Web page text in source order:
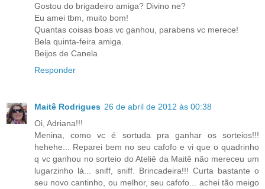
Gostou do brigadeiro amiga? Divino ne?
Eu amei tbm, muito bom!
Quantas coisas boas vc ganhou, parabens vc merece!
Bela quinta-feira amiga.
Beijos de Canela
Responder
Maitê Rodrigues 26 de abril de 2012 às 00:38
Oi, Adriana!!!
Menina, como vc é sortuda pra ganhar os sorteios!!!
hehehe... Reparei bem no seu cafofo e vi que o quadrinho
q vc ganhou no sorteio do Ateliê da Maitê não mereceu um
lugarzinho lá... sniff, sniff. Brincadeira!!! Curta bastante o
seu novo cantinho, ou melhor, seu cafofo... achei tão meigo